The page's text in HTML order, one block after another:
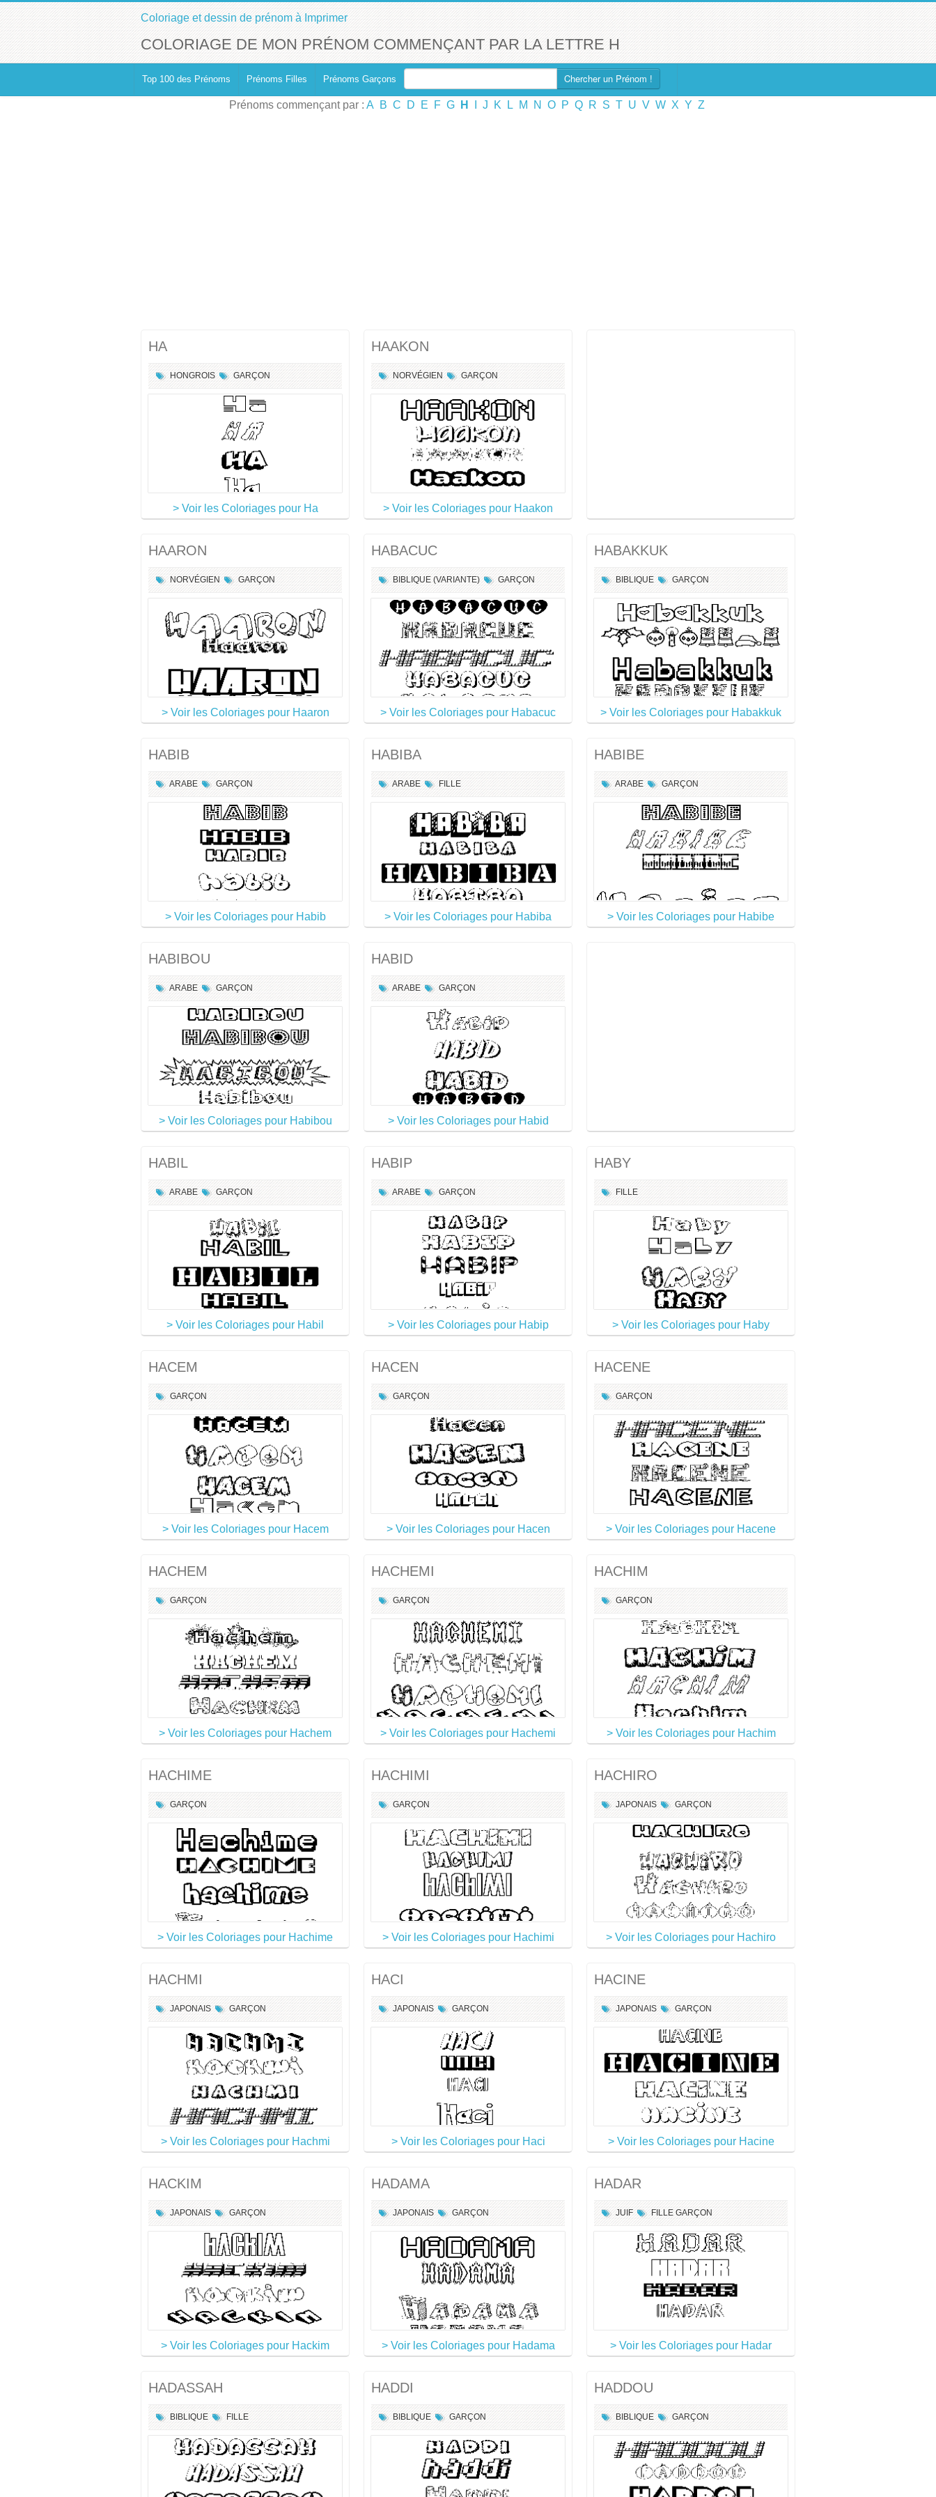
Coloriage et dessin de prénom à Imprimer
COLORIAGE DE MON PRÉNOM COMMENÇANT PAR LA LETTRE H
Top 100 des Prénoms Prénoms Filles Prénoms Garçons Chercher un Prénom !
Prénoms commençant par : A B C D E F G H J K L M N O P Q R S T U V W X Y Z
HA
HONGROIS GARÇON
> Voir les Coloriages pour Ha
HAAKON
NORVÉGIEN GARÇON
> Voir les Coloriages pour Haakon
HAARON
NORVÉGIEN GARÇON
> Voir les Coloriages pour Haaron
HABACUC
BIBLIQUE (VARIANTE) GARÇON
> Voir les Coloriages pour Habacuc
HABAKKUK
BIBLIQUE GARÇON
> Voir les Coloriages pour Habakkuk
HABIB
ARABE GARÇON
> Voir les Coloriages pour Habib
HABIBA
ARABE FILLE
> Voir les Coloriages pour Habiba
HABIBE
ARABE GARÇON
> Voir les Coloriages pour Habibe
HABIBOU
ARABE GARÇON
> Voir les Coloriages pour Habibou
HABID
ARABE GARÇON
> Voir les Coloriages pour Habid
HABIL
ARABE GARÇON
> Voir les Coloriages pour Habil
HABIP
ARABE GARÇON
> Voir les Coloriages pour Habip
HABY
FILLE
> Voir les Coloriages pour Haby
HACEM
GARÇON
> Voir les Coloriages pour Hacem
HACEN
GARÇON
> Voir les Coloriages pour Hacen
HACENE
GARÇON
> Voir les Coloriages pour Hacene
HACHEM
GARÇON
> Voir les Coloriages pour Hachem
HACHEMI
GARÇON
> Voir les Coloriages pour Hachemi
HACHIM
GARÇON
> Voir les Coloriages pour Hachim
HACHIME
GARÇON
> Voir les Coloriages pour Hachime
HACHIMI
GARÇON
> Voir les Coloriages pour Hachimi
HACHIRO
JAPONAIS GARÇON
> Voir les Coloriages pour Hachiro
HACHMI
JAPONAIS GARÇON
> Voir les Coloriages pour Hachmi
HACI
JAPONAIS GARÇON
> Voir les Coloriages pour Haci
HACINE
JAPONAIS GARÇON
> Voir les Coloriages pour Hacine
HACKIM
JAPONAIS GARÇON
> Voir les Coloriages pour Hackim
HADAMA
JAPONAIS GARÇON
> Voir les Coloriages pour Hadama
HADAR
JUIF FILLE GARÇON
> Voir les Coloriages pour Hadar
HADASSAH
BIBLIQUE FILLE
HADDI
BIBLIQUE GARÇON
HADDOU
BIBLIQUE GARÇON